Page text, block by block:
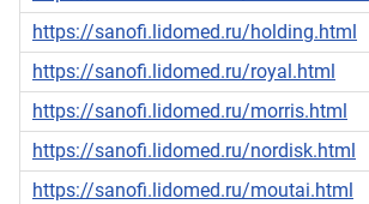
https://sanofi.lidomed.ru/holding.html
https://sanofi.lidomed.ru/royal.html
https://sanofi.lidomed.ru/morris.html
https://sanofi.lidomed.ru/nordisk.html
https://sanofi.lidomed.ru/moutai.html